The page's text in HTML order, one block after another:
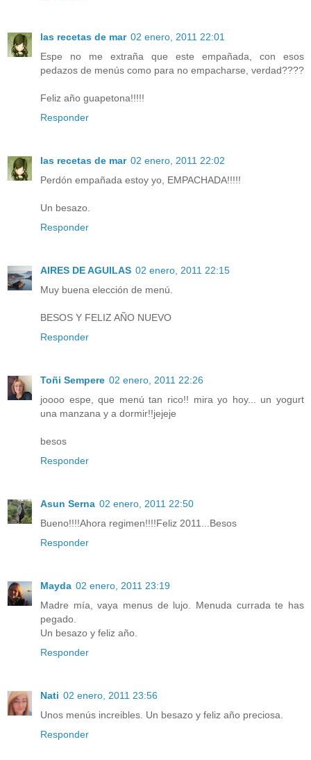
las recetas de mar 02 enero, 2011 22:01
Espe no me extraña que este empañada, con esos
pedazos de menús como para no empacharse, verdad????
Feliz año guapetona!!!!!
Responder
las recetas de mar 02 enero, 2011 22:02
Perdón empañada estoy yo, EMPACHADA!!!!!
Un besazo.
Responder
AIRES DE AGUILAS 02 enero, 2011 22:15
Muy buena elección de menú.
BESOS Y FELIZ AÑO NUEVO
Responder
Toñi Sempere 02 enero, 2011 22:26
joooo espe, que menú tan rico!! mira yo hoy... un yogurt
una manzana y a dormir!!jejeje
besos
Responder
Asun Serna 02 enero, 2011 22:50
Bueno!!!!Ahora regimen!!!!Feliz 2011...Besos
Responder
Mayda 02 enero, 2011 23:19
Madre mía, vaya menus de lujo. Menuda currada te has
pegado.
Un besazo y feliz año.
Responder
Nati 02 enero, 2011 23:56
Unos menús increibles. Un besazo y feliz año preciosa.
Responder